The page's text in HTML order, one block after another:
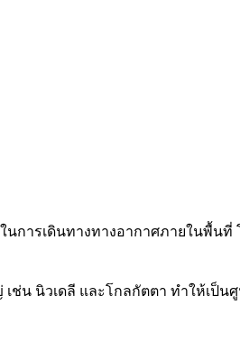
ารเดินทางทางอากาศภายในพื้น
ช่น นิวเดลี และโกลกัตตา ทำให้เ